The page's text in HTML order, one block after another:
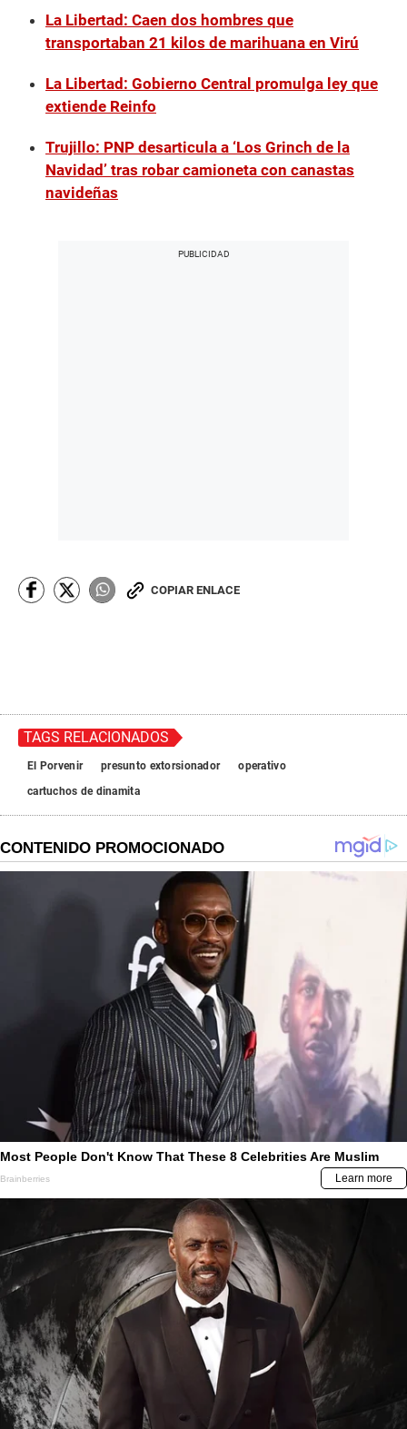
La Libertad: Caen dos hombres que
transportaban 21 kilos de marihuana en Virú
La Libertad: Gobierno Central promulga ley que
extiende Reinfo
Trujillo: PNP desarticula a ‘Los Grinch de la
Navidad’ tras robar camioneta con canastas
navideñas
COPIAR ENLACE
TAGS RELACIONADOS
El Porvenir presunto extorsionador
operativo
cartuchos de dinamita